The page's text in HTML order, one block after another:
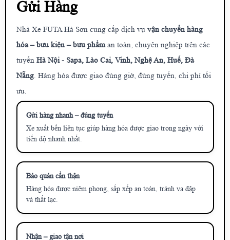
Gửi Hàng
Nhà Xe FUTA Hà Sơn cung cấp dịch vụ vận chuyển hàng
hóa – bưu kiện – bưu phẩman toàn, chuyên nghiệp trên các
tuyến Hà Nội - Sapa, Lào Cai, Vinh, Nghệ An, Huế, Đà
Nẵng. Hàng hóa được giao đúng giờ, đúng tuyến, chi phí tối
ưu.
Gửi hàng nhanh – đúng tuyến
Xe xuất bến liên tục giúp hàng hóa được giao trong ngày với
tiến độ nhanh nhất.
Bảo quản cẩn thận
Hàng hóa được niêm phong, sắp xếp an toàn, tránh va đập
và thất lạc.
Nhận – giao tận nơi